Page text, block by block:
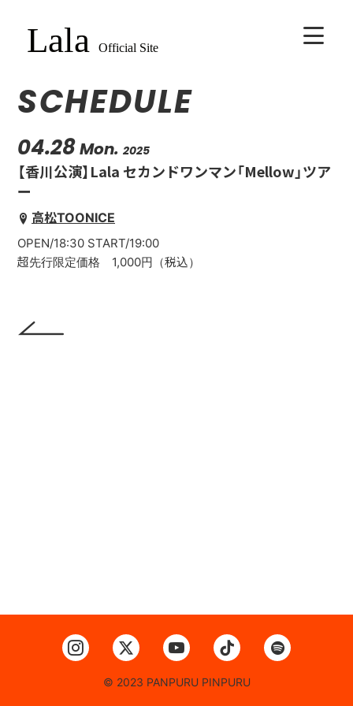
HOME
VIDEO
SCHEDULE
04.28Mon. 2025
【香川公演】Lala セカンドワンマン「Mellow」ツア
ー
高松TOONICE
OPEN/18:30 START/19:00
超先行限定価格 1,000円（税込）
© 2023 PANPURU PINPURU